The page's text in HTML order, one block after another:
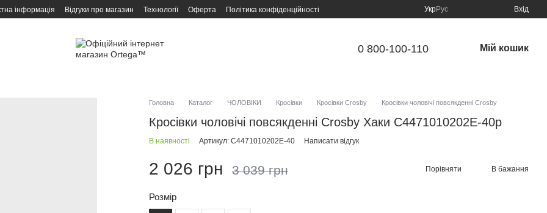
інформація Відгуки про магазин Технології Оферта Політика конфіденційності УкрРус Вхід
0 800-100-110 Мій кошик
Головна Каталог ЧОЛОВІКИ Кросівки Кросівки Crosby Кросівки чоловічі повсякденні Crosby
Кросівки чоловічі повсякденні Crosby Хаки C4471010202E-40р
В наявності Артикул: C4471010202E-40 Написати відгук
2 026 грн 3 039 грн Порівняти В бажання
Розмір